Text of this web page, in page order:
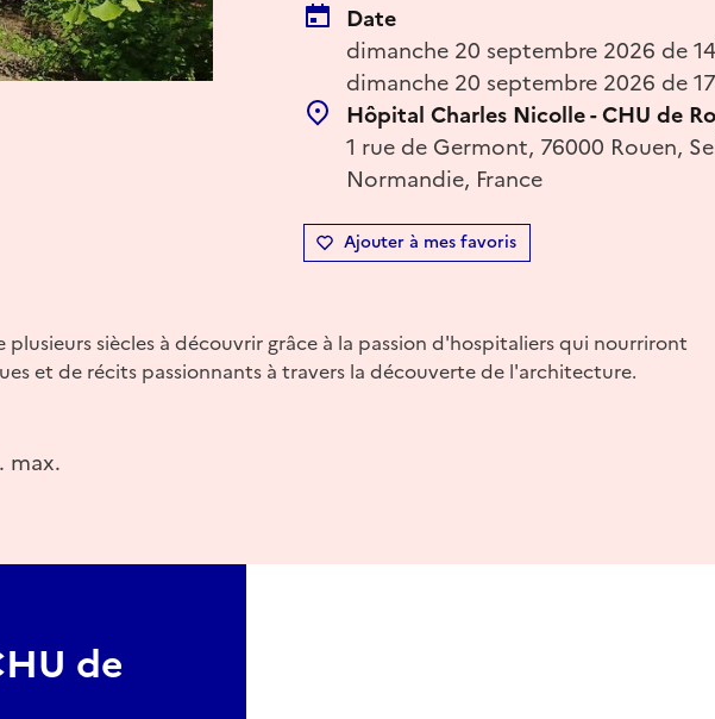
Date
dimanche 20 septembre 2026 de
dimanche 20 septembre 2026 de
Hôpital Charles Nicolle - CHU de
1 rue de Germont, 76000 Rouen,
Normandie, France
Ajouter à mes favoris
siècles à découvrir grâce à la passion d'hospitaliers qui nourriront
et de récits passionnants à travers la découverte de l'architecture.
max.
de